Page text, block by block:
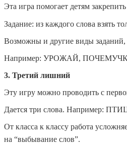
Эта игра помогает детям
Задание: из каждого слова взять
Возможны и другие виды заданий,
Например: УРОЖАЙ,
3. Третий лишний
Эту игру можно проводить с
Дается три слова. Например:
От класса к классу работа
на “выбывание слов”.